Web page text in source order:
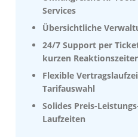
Services
Übersichtliche
24/7 Support per
kurzen
Flexible
Tarifauswahl
Solides Preis-
Laufzeiten